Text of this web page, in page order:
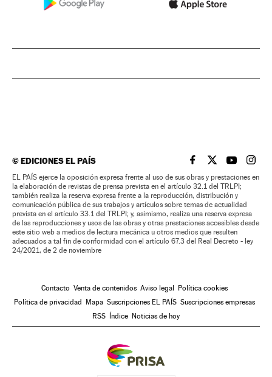
©EDICIONES EL PAÍS EL PAÍS BRASIL EN
EL PAÍSEL PAÍS
EL
EL PAÍS ejerce la oposición expresa frente al uso de sus obras y prestaciones en
la elaboración de revistas de prensa prevista en el artículo 32.1 del TRLPI;
también realiza la reserva expresa frente a la reproducción, distribución y
comunicación pública de sus trabajos y artículos sobre temas de actualidad
prevista en el artículo 33.1 del TRLPI; y, asimismo, realiza una reserva expresa
de las reproducciones y usos de las obras y otras prestaciones accesibles desde
este sitio web a medios de lectura mecánica u otros medios que resulten
adecuados a tal fin de conformidad con el artículo 67.3 del Real Decreto - ley
24/2021, de 2 de noviembre
Contacto Venta de contenidos Aviso legal Política cookies
Política de privacidad Mapa Suscripciones EL PAÍS Suscripciones empresas
RSS Índice Noticias de hoy